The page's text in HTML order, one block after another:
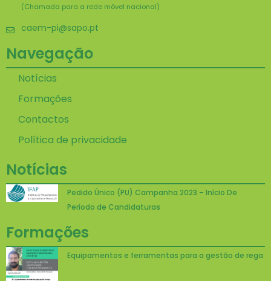
(Chamada para a rede móvel nacional)
caem-pi@sapo.pt
Navegação
Notícias
Formações
Contactos
Política de privacidade
Notícias
Pedido Único (PU) Campanha 2023 – Início De
Período de Candidaturas
Formações
Equipamentos e ferramentas para a gestão de rega